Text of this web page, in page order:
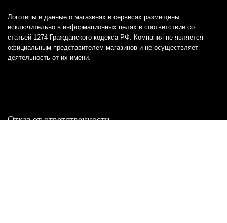
Логотипы и данные о магазинах и сервисах размещены
исключительно в информационных целях в соответствии со
статьей 1274 Гражданского кодекса РФ. Компания не является
официальным представителем магазинов и не осуществляет
деятельность от их имени.
Отказ от ответственности